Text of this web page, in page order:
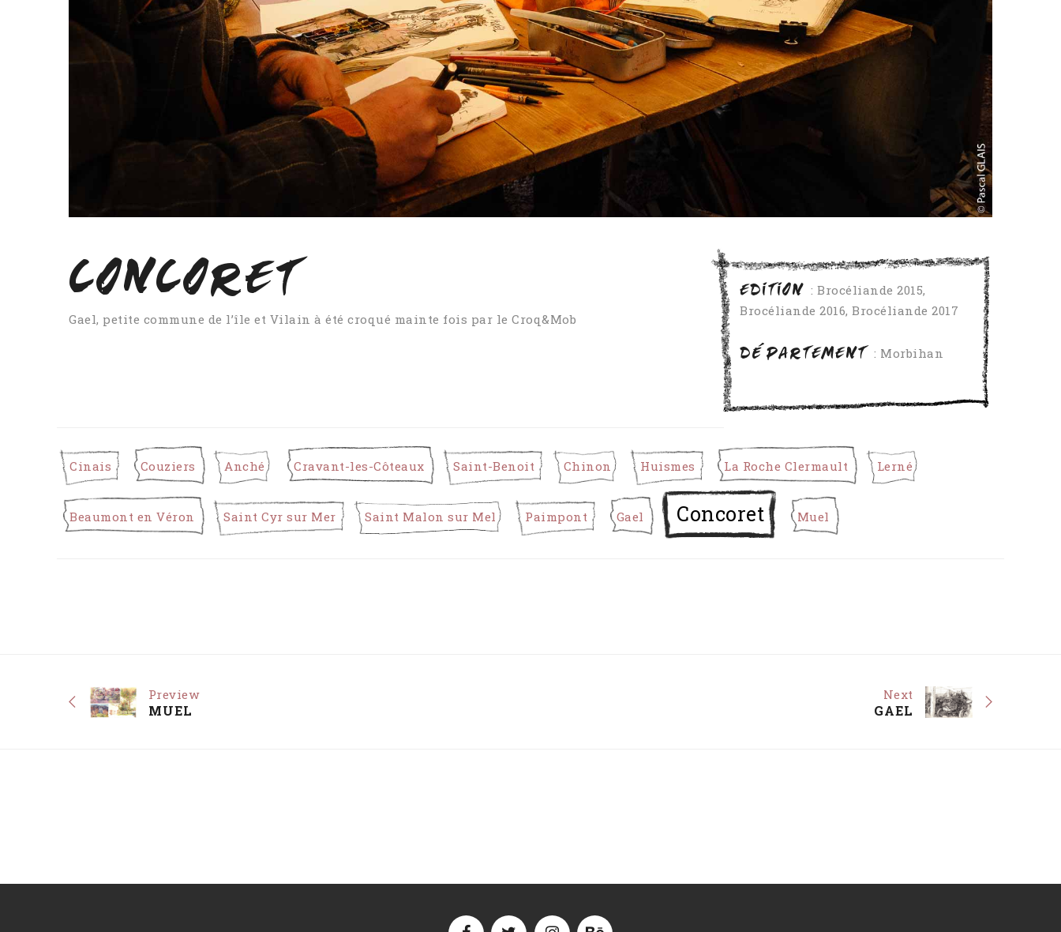
CONCORET
Gael, petite commune de l’île et Vilain à été croqué mainte fois par le Croq&Mob
EDITION : Brocéliande 2015,
Brocéliande 2016, Brocéliande 2017
DÉPARTEMENT : Morbihan
Cinais Couziers Anché Cravant-les-Côteaux Saint-Benoit Chinon Huismes La Roche Clermault Lerné
Beaumont en Véron Saint Cyr sur Mer Saint Malon sur Mel Paimpont Gael Concoret Muel
Preview
MUEL
Next
GAEL